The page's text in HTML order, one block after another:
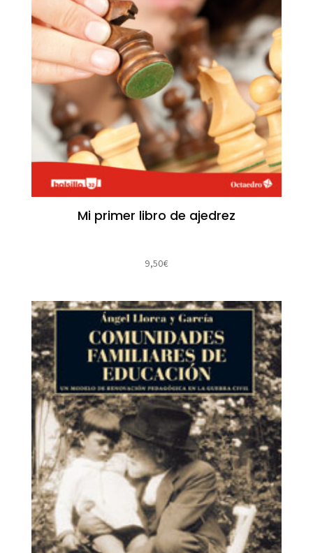
Mi primer libro de ajedrez
9,50€